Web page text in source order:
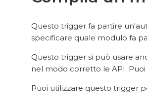
Questo trigger fa partire
specificare quale modulo fa
Questo trigger si può usare
nel modo corretto le API.
Puoi utilizzare questo trigger